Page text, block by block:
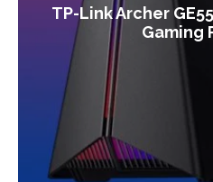
TP-Link Archer
Gaming